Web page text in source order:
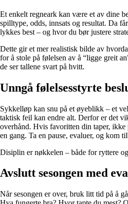
Et enkelt regneark kan være et av dine
spilltype, odds, innsats og resultat. Da
lykkes best – og hvor du bør justere
Dette gir et mer realistisk bilde av
for å stole på følelsen av å “ligge greit
de ser tallene svart på hvitt.
Unngå følelsesstyrte
Sykkelløp kan snu på et øyeblikk – et
taktisk feil kan endre alt. Derfor er det
overhånd. Hvis favoritten din taper,
en gang. Ta en pause, evaluer, og kom
Disiplin er nøkkelen – både for ryttere
Avslutt sesongen med
Når sesongen er over, bruk litt tid på å